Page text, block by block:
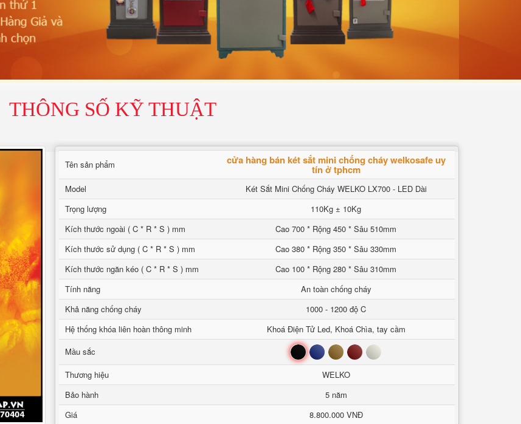
THÔNG SỐ KỸ THUẬT
Tên sản phẩm cửa hàng bán két sắt mini chống cháy welkosafe uy
tín ở tphcm
Model
Két Sắt Mini Chống Cháy WELKO LX700 - LED Dài
Trọng lượng
110Kg ± 10Kg
Kích thước ngoài ( C * R * S ) mm
Cao 700 * Rộng 450 * Sâu 510mm
Kích thước sử dụng ( C * R * S ) mm
Cao 380 * Rộng 350 * Sâu 330mm
Kích thước ngăn kéo ( C * R * S ) mm
Cao 100 * Rộng 280 * Sâu 310mm
Tính năng
An toàn chống cháy
Khả năng chống cháy
1000 - 1200 độ C
Hệ thống khóa liên hoàn thông minh
Khoá Điện Tử Led, Khoá Chìa, tay cầm
Mầu sắc
Đen Xanh Nâu Đỏ Trắng
Thương hiệu
WELKO
Bảo hành
5 năm
Giá
8.800.000 VNĐ